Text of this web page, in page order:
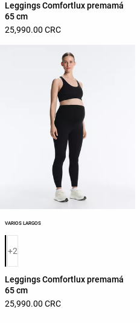
Leggings Comfortlux premamá
65 cm
25,990.00 CRC
VARIOS LARGOS
Lista de colores del producto
+2
Leggings Comfortlux premamá
65 cm
25,990.00 CRC